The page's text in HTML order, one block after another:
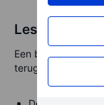
Lessen uit
Een beetje
terugspoelen naar